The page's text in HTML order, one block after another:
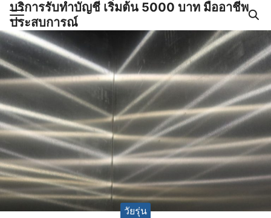
Skip
content
บริการรับทำบัญชี เริ่มต้น 5000 บาท มืออาชีพ
ประสบการณ์
ญชีและภาษีครบวงจร |
Search
for:
วัยรุ่น